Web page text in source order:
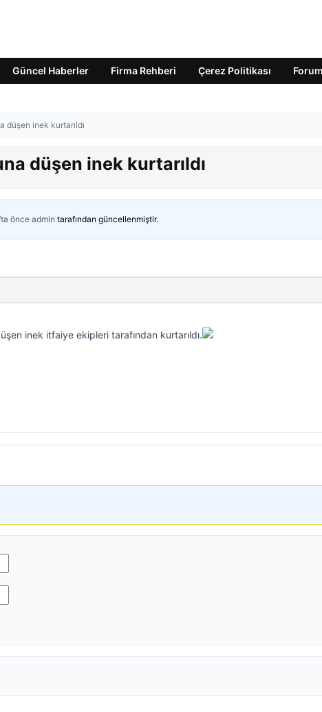
Güncel Haberler Firma Rehberi Çerez Politikası Forum
düşen inek kurtarıldı
düşen inek kurtarıldı
önce admin tarafından güncellenmiştir.
inek itfaiye ekipleri tarafından kurtarıldı.